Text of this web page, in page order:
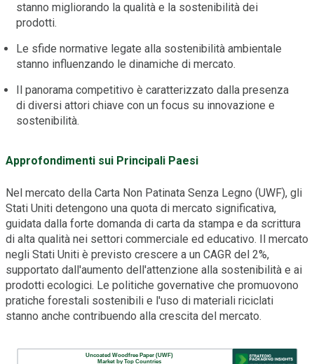
stanno migliorando la qualità e la sostenibilità dei
prodotti.
Le sfide normative legate alla sostenibilità ambientale
stanno influenzando le dinamiche di mercato.
Il panorama competitivo è caratterizzato dalla presenza
di diversi attori chiave con un focus su innovazione e
sostenibilità.
Approfondimenti sui Principali Paesi
Nel mercato della Carta Non Patinata Senza Legno (UWF), gli
Stati Uniti detengono una quota di mercato significativa,
guidata dalla forte domanda di carta da stampa e da scrittura
di alta qualità nei settori commerciale ed educativo. Il mercato
negli Stati Uniti è previsto crescere a un CAGR del 2%,
supportato dall'aumento dell'attenzione alla sostenibilità e ai
prodotti ecologici. Le politiche governative che promuovono
pratiche forestali sostenibili e l'uso di materiali riciclati
stanno anche contribuendo alla crescita del mercato.